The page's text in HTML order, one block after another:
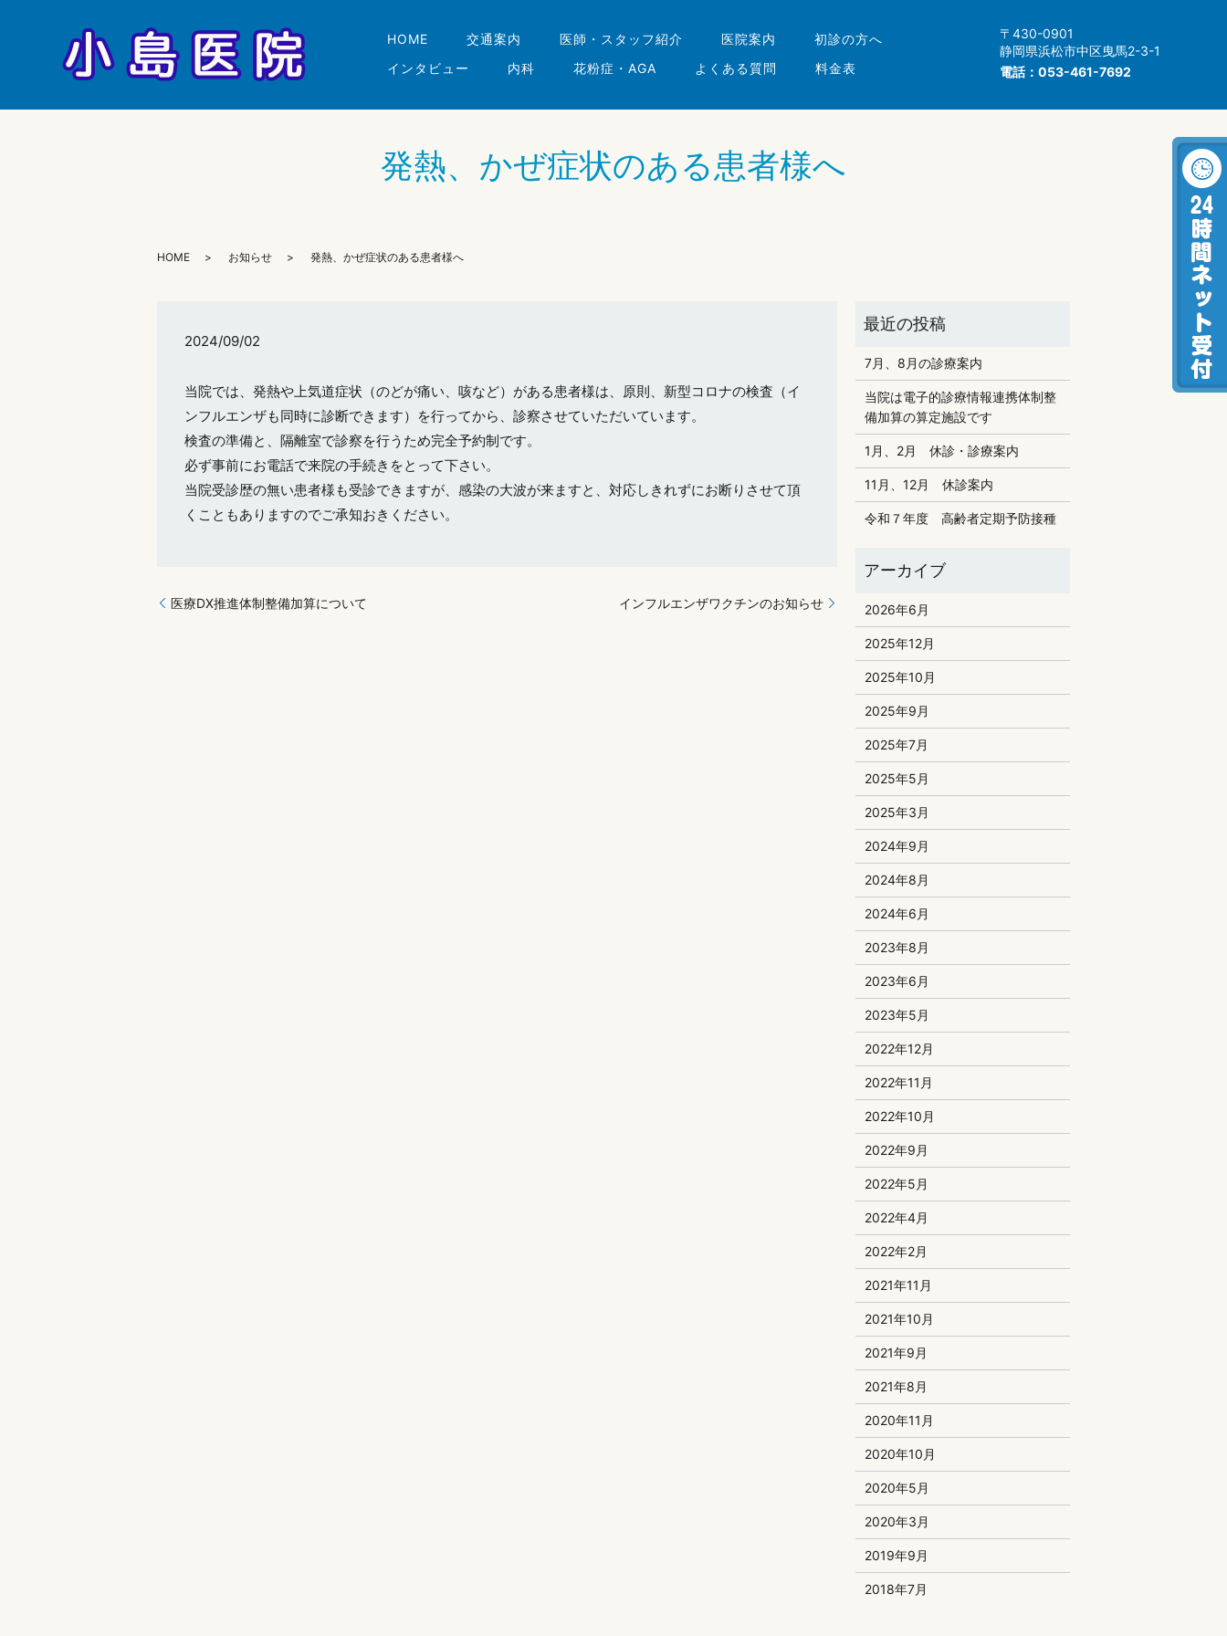
HOME 交通案内 医師・スタッフ紹介 医院案内
初診の方へ
インタビュー
内科 花粉症・AGA よくある質問 料金表
〒430-0901
静岡県浜松市中区曳馬2-3-1
電話： 053-461-7692
発熱、かぜ症状のある患者様へ
HOME お知らせ 発熱、かぜ症状のある患者様へ
2024/09/02
当院では、発熱や上気道症状（のどが痛い、咳など）がある患者様は、原則、新型コロナの検査（イ
ンフルエンザも同時に診断できます）を行ってから、診察させていただいています。
検査の準備と、隔離室で診察を行うため完全予約制です。
必ず事前にお電話で来院の手続きをとって下さい。
当院受診歴の無い患者様も受診できますが、感染の大波が来ますと、対応しきれずにお断りさせて頂
くこともありますのでご承知おきください。
医療DX推進体制整備加算について インフルエンザワクチンのお知らせ
7月、8月の診療案内
当院は電子的診療情報連携体制整
備加算の算定施設です
1月、2月 休診・診療案内
11月、12月 休診案内
令和７年度 高齢者定期予防接種
2026年6月
2025年12月
2025年10月
2025年9月
2025年7月
2025年5月
2025年3月
2024年9月
2024年8月
2024年6月
2023年8月
2023年6月
2023年5月
2022年12月
2022年11月
2022年10月
2022年9月
2022年5月
2022年4月
2022年2月
2021年11月
2021年10月
2021年9月
2021年8月
2020年11月
2020年10月
2020年5月
2020年3月
2019年9月
2018年7月